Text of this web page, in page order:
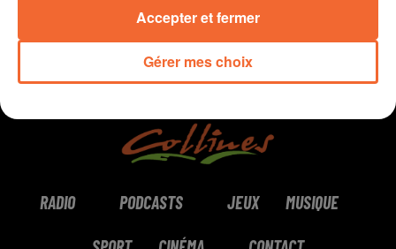
RADIO PODCASTS JEUX MUSIQUE
Gérer mes choix
Accepter et fermer